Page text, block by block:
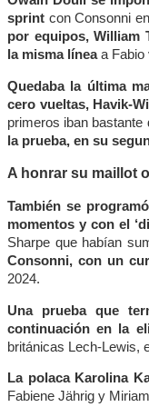
sprint con Consonni
por equipos, William
la misma líneaa Fabio
Quedaba la última
cero vueltas, Havik-
primeros iban
la prueba, en su
A honrar su maillot
También se
momentos y con el
Sharpe que habían
Consonni, con un
2024.
Una prueba que
continuación en la
británicas Lech-Lewis,
La polaca Karolina
Fabiene Jährig y